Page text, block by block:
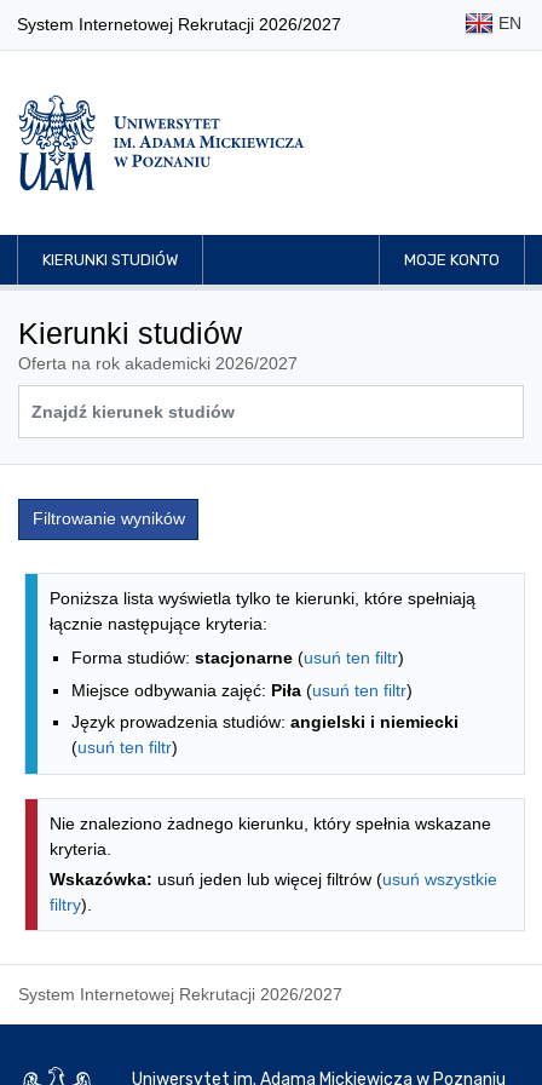
System Internetowej Rekrutacji 2026/2027 EN
KIERUNKI STUDIÓW MOJE KONTO
Kierunki studiów
Oferta na rok akademicki 2026/2027
Filtrowanie wyników
Lista kierunków - spis według
Poniższa lista wyświetla tylko te kierunki, które spełniają
łącznie następujące kryteria:
Forma studiów: stacjonarne (usuń ten filtr)
Miejsce odbywania zajęć: Piła (usuń ten filtr)
Język prowadzenia studiów: angielski i niemiecki
(usuń ten filtr)
Nie znaleziono żadnego kierunku, który spełnia wskazane
kryteria.
Wskazówka: usuń jeden lub więcej filtrów (usuń wszystkie
filtry).
System Internetowej Rekrutacji 2026/2027
Uniwersytet im. Adama Mickiewicza w Poznaniu